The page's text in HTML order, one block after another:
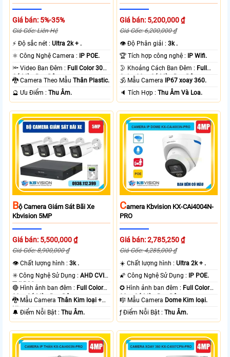
Giá bán: 5%-35%
Giá Gốc: Liên Hệ
️⚡ Độ sắc nét :Ultra 2k + .
⚛️ Công Nghệ Camera :
IP POE.
🔦 Video Ban Đêm : Full Color 30m
Có Màu Ban Ðêm.
🐉️ Camera Theo MẫuThân Plastic.
️🔮 Ưu Điểm :Thu Âm.
Giá bán: 5,200,000 ₫
Giá Gốc: 6,200,000 ₫
👁 Độ Phân giải :3k .
🏆 Tích hợp công nghệ :
IP Wifi.
🌛 Khoảng Cách Ban Đêm : Full
Color 30m Có Màu Ban Ðêm.
🕉️ Mẫu Camera
IP67 xoay 360.
️🔈 Tích Hợp :Thu Âm Và Loa.
BỘ Camera Giám Sát Bãi Xe
Kbvision 5MP
Giá bán: 5,500,000 ₫
Giá Gốc: 8,900,000 ₫
👁 Chất lượng hình :3k .
✳️ Công Nghệ Sử Dụng :AHD CVI
TVI BCS.
🔴 Hình ảnh ban đêm : Full Color
80m Có Màu Ban Ðêm.
🐉️ Mẫu CameraThân Kim loại +
Nhựa.
️🔔 Điểm Nỗi Bật :Thu Âm.
CAmera Kbvision KX-CAi4004N-
PRO
Giá bán: 2,785,250 ₫
Giá Gốc: 4,285,000 ₫
☀️ Chất lượng hình :Ultra 2k + .
🌠 Công Nghệ Sử Dụng :
IP POE.
✪ Hình ảnh ban đêm : Full Color
30m Có Màu Ban Ðêm.
🎼️ Mẫu Camera Dome Kim loại.
️ƒ Điểm Nỗi Bật :Thu Âm.